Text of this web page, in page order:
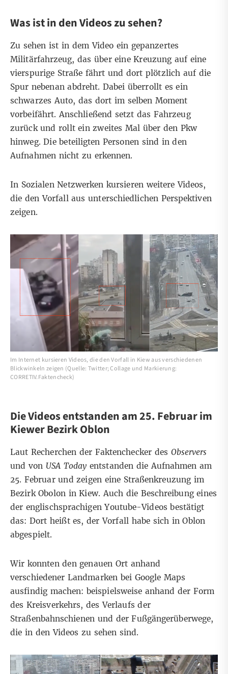
Was ist in den Videos zu sehen?
Zu sehen ist in dem Video ein gepanzertes
Militärfahrzeug, das über eine Kreuzung auf eine
vierspurige Straße fährt und dort plötzlich auf die
Spur nebenan abdreht. Dabei überrollt es ein
schwarzes Auto, das dort im selben Moment
vorbeifährt. Anschließend setzt das Fahrzeug
zurück und rollt ein zweites Mal über den Pkw
hinweg. Die beteiligten Personen sind in den
Aufnahmen nicht zu erkennen.
In Sozialen Netzwerken kursieren weitere Videos,
die den Vorfall aus unterschiedlichen Perspektiven
zeigen.
Im Internet kursieren Videos, die den Vorfall in Kiew aus verschiedenen
Blickwinkeln zeigen (Quelle: Twitter; Collage und Markierung:
CORRETIV.Faktencheck)
Die Videos entstanden am 25. Februar im
Kiewer Bezirk Oblon
Laut Recherchen der Faktenchecker des Observers
und von USA Today entstanden die Aufnahmen am
25. Februar und zeigen eine Straßenkreuzungim
Bezirk Obolon in Kiew. Auch die Beschreibung eines
der englischsprachigenYoutube-Videos bestätigt
das: Dort heißt es, der Vorfall habe sich in Oblon
abgespielt.
Wir konnten den genauen Ortanhand
verschiedener Landmarken bei Google Maps
ausfindig machen: beispielsweise anhand der Form
des Kreisverkehrs, des Verlaufs der
Straßenbahnschienen und der Fußgängerüberwege,
die in den Videos zu sehen sind.